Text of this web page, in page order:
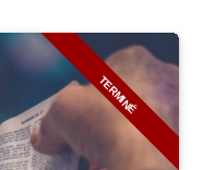
TERMINÉ